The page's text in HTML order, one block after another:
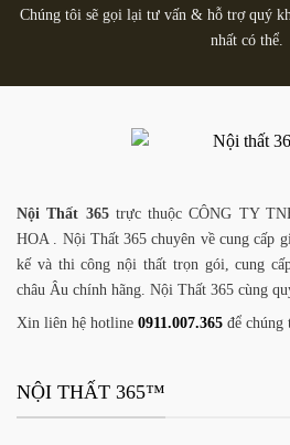
Chúng tôi sẽ gọi lại tư vấn & hỗ trợ quý
nhất có thể.
Nội Thất 365trực thuộc CÔNG TY
HOA . Nội Thất 365 chuyên về cung cấp
kế và thi công nội thất trọn gói, cung
châu Âu chính hãng. Nội Thất 365 cùng
Xin liên hệ hotline 0911.007.365 để chúng
NỘI THẤT 365™